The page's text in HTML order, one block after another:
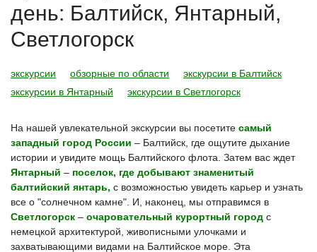
день: Балтийск, Янтарный,
Светлогорск
экскурсии обзорные по области
экскурсии в Балтийск
экскурсии в Янтарный
экскурсии в Светлогорск
На нашей увлекательной экскурсии вы посетите самый
западный город России – Балтийск, где ощутите дыхание
истории и увидите мощь Балтийского флота. Затем вас ждет
Янтарный – поселок, где добывают знаменитый
балтийский янтарь, с возможностью увидеть карьер и узнать
все о "солнечном камне". И, наконец, мы отправимся в
Светлогорск – очаровательный курортный город с
немецкой архитектурой, живописными улочками и
захватывающими видами на Балтийское море. Эта